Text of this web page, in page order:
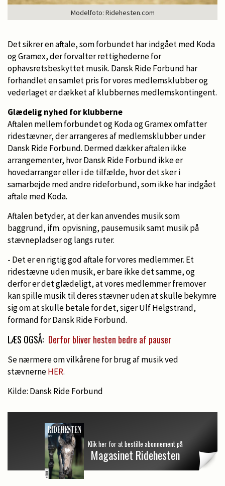
Modelfoto: Ridehesten.com
Det sikrer en aftale, som forbundet har indgået med Koda
og Gramex, der forvalter rettighederne for
ophavsretsbeskyttet musik. Dansk Ride Forbund har
forhandlet en samlet pris for vores medlemsklubber og
vederlaget er dækket af klubbernes medlemskontingent.
Glædelig nyhed for klubberne
Aftalen mellem forbundet og Koda og Gramex omfatter
ridestævner, der arrangeres af medlemsklubber under
Dansk Ride Forbund. Dermed dækker aftalen ikke
arrangementer, hvor Dansk Ride Forbund ikke er
hovedarrangør eller i de tilfælde, hvor det sker i
samarbejde med andre rideforbund, som ikke har indgået
aftale med Koda.
Aftalen betyder, at der kan anvendes musik som
baggrund, ifm. opvisning, pausemusik samt musik på
stævnepladser og langs ruter.
- Det er en rigtig god aftale for vores medlemmer. Et
ridestævne uden musik, er bare ikke det samme, og
derfor er det glædeligt, at vores medlemmer fremover
kan spille musik til deres stævner uden at skulle bekymre
sig om at skulle betale for det, siger Ulf Helgstrand,
formand for Dansk Ride Forbund.
LÆS OGSÅ: Derfor bliver hesten bedre af pauser
Se nærmere om vilkårene for brug af musik ved
stævnerneHER.
Kilde: Dansk Ride Forbund
Klik her for at bestille abonnement på
Magasinet Ridehesten